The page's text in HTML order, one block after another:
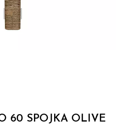
60 SPOJKA OLIVE